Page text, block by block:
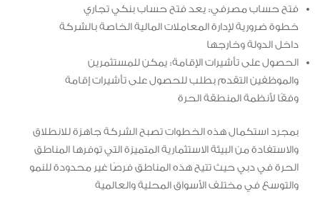
فتح حساب مصرفي: يعد فتح حساب بنكي تجاري
خطوة ضرورية لإدارة المعاملات المالية الخاصة بالشركة
داخل الدولة وخارجها
الحصول على تأشيرات الإقامة: يمكن للمستثمرين
والموظفين التقدم بطلب للحصول على تأشيرات إقامة
وفقًا لأنظمة المنطقة الحرة
بمجرد استكمال هذه الخطوات تصبح الشركة جاهزة للانطلاق
والاستفادة من البيئة الاستثمارية المتميزة التي توفرها المناطق
الحرة في دبي حيث تتيح هذه المناطق فرصًا غير محدودة للنمو
والتوسع في مختلف الأسواق المحلية والعالمية